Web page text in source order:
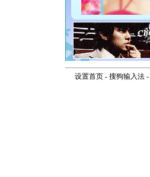
设置首页- 搜狗输入法-